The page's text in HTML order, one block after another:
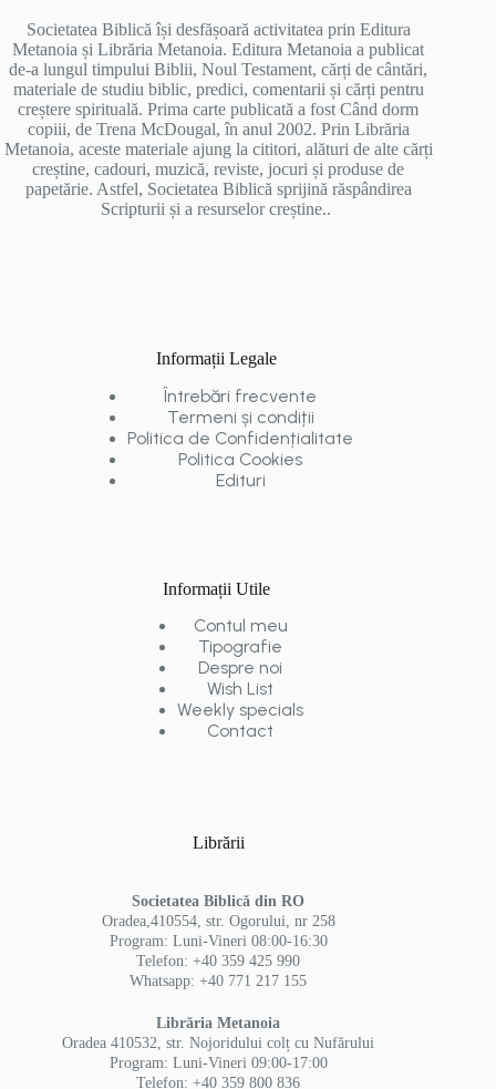
Societatea Biblică își desfășoară activitatea prin Editura
Metanoia și Librăria Metanoia. Editura Metanoia a publicat
de-a lungul timpului Biblii, Noul Testament, cărți de cântări,
materiale de studiu biblic, predici, comentarii și cărți pentru
creștere spirituală. Prima carte publicată a fost Când dorm
copiii, de Trena McDougal, în anul 2002. Prin Librăria
Metanoia, aceste materiale ajung la cititori, alături de alte cărți
creștine, cadouri, muzică, reviste, jocuri și produse de
papetărie. Astfel, Societatea Biblică sprijină răspândirea
Scripturii și a resurselor creștine..
Informații Legale
Întrebări frecvente
Termeni și condiții
Politica de Confidențialitate
Politica Cookies
Edituri
Informații Utile
Contul meu
Tipografie
Despre noi
Wish List
Weekly specials
Contact
Librării
Societatea Biblică din RO
Oradea,410554, str. Ogorului, nr 258
Program: Luni-Vineri 08:00-16:30
Telefon: +40 359 425 990
Whatsapp: +40 771 217 155
Librăria Metanoia
Oradea 410532, str. Nojoridului colț cu Nufărului
Program: Luni-Vineri 09:00-17:00
Telefon: +40 359 800 836